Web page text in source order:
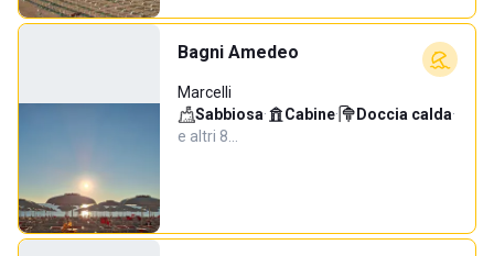
Bagni Amedeo
Marcelli
Sabbiosa· Cabine· Doccia calda·
e altri 8…